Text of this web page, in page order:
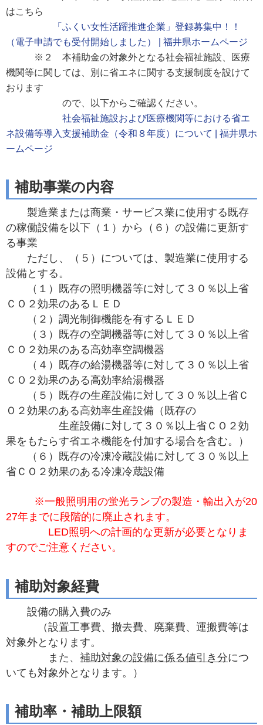
はこちら
「ふくい女性活躍推進企業」登録募集中！！
（電子申請でも受付開始しました） | 福井県ホームページ
※２ 本補助金の対象外となる社会福祉施設、医療
機関等に関しては、別に省エネに関する支援制度を設けて
おります
ので、以下からご確認ください。
社会福祉施設および医療機関等における省エ
ネ設備等導入支援補助金（令和８年度）について | 福井県ホ
ームページ
補助事業の内容
製造業または商業・サービス業に使用する既存
の稼働設備を以下（１）から（６）の設備に更新す
る事業
ただし、（５）については、製造業に使用する
設備とする。
（１）既存の照明機器等に対して３０％以上省
ＣＯ２効果のあるＬＥＤ
（２）調光制御機能を有するＬＥＤ
（３）既存の空調機器等に対して３０％以上省
ＣＯ２効果のある高効率空調機器
（４）既存の給湯機器等に対して３０％以上省
ＣＯ２効果のある高効率給湯機器
（５）既存の生産設備に対して３０％以上省Ｃ
Ｏ２効果のある高効率生産設備（既存の
生産設備に対して３０％以上省ＣＯ２効
果をもたらす省エネ機能を付加する場合を含む。）
（６）既存の冷凍冷蔵設備に対して３０％以上
省ＣＯ２効果のある冷凍冷蔵設備
※一般照明用の蛍光ランプの製造・輸出入が20
27年までに段階的に廃止されます。
LED照明への計画的な更新が必要となりま
すのでご注意ください。
補助対象経費
設備の購入費のみ
（設置工事費、撤去費、廃棄費、運搬費等は
対象外となります。
また、 補助対象の設備に係る値引き分につ
いても対象外となります。）
補助率・補助上限額